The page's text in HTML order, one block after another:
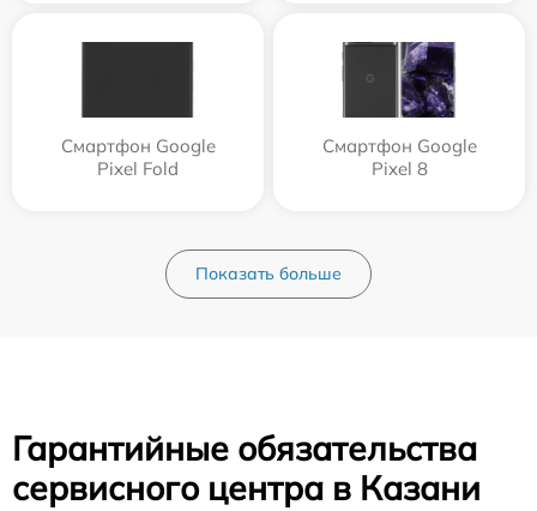
Смартфон Google
Pixel Fold
Смартфон Google
Pixel 8
Показать больше
Гарантийные обязательства
сервисного центра в Казани